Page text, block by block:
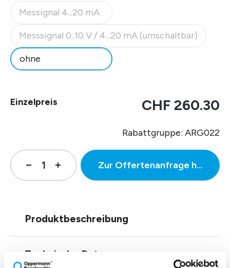
Messignal 4...20 mA
(Diese Option ist zurzeit nicht verfügbar.)
Messsignal 0..10 V / 4...20 mA (umschaltbar)
(Diese Option ist zurzeit nicht verfügbar.)
ohne
Einzelpreis CHF 260.30
Rabattgruppe: ARG022
Zur Offertenanfrage
Produktbeschreibung
Technische Daten